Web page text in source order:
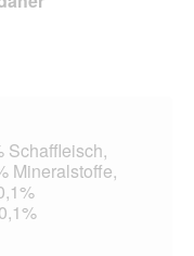
Schaffleisch,
Mineralstoffe,